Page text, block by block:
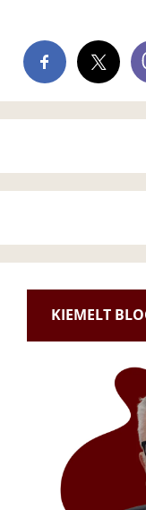
KIEMELT